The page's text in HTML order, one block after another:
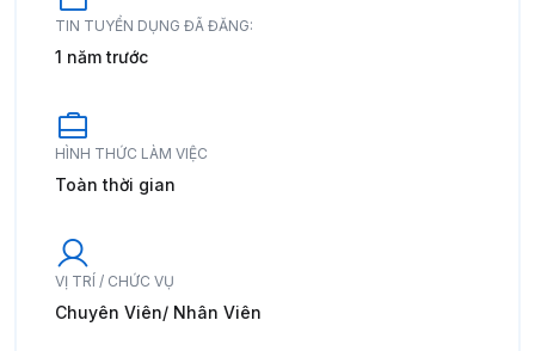
TIN TUYỂN DỤNG ĐÃ ĐĂNG:
1 năm trước
HÌNH THỨC LÀM VIỆC
Toàn thời gian
VỊ TRÍ / CHỨC VỤ
Chuyên Viên/ Nhân Viên